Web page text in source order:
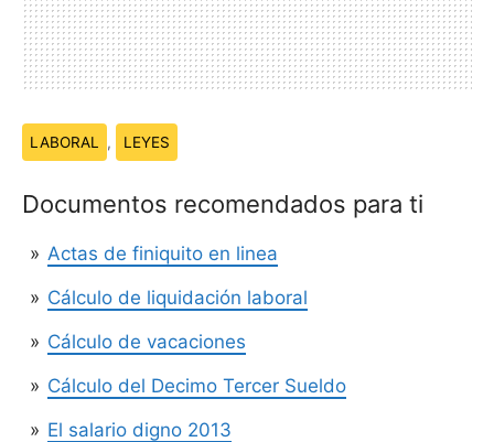
Temas:
LABORAL , LEYES
Documentos recomendados para ti
Actas de finiquito en linea
Cálculo de liquidación laboral
Cálculo de vacaciones
Cálculo del Decimo Tercer Sueldo
El salario digno 2013